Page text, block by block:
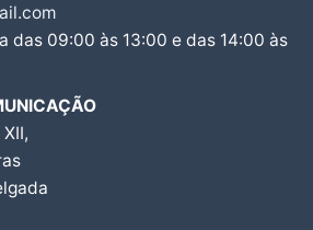
das 09:00 às 13:00 e das 14:00 às